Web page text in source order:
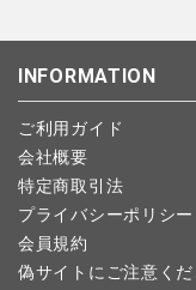
します。
予約商品など一部キ
かじめご了承ください
こちら よりご依頼くだ
INFORMATION
ご利用ガイド
会社概要
特定商取引法
プライバシーポリシー
会員規約
偽サイトにご注意くだ